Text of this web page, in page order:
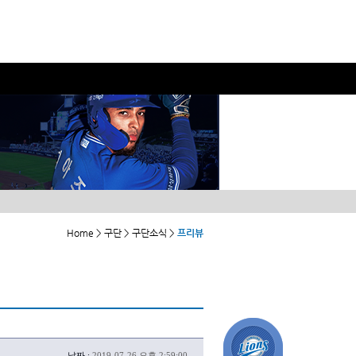
Home > 구단 > 구단소식 > 프리뷰